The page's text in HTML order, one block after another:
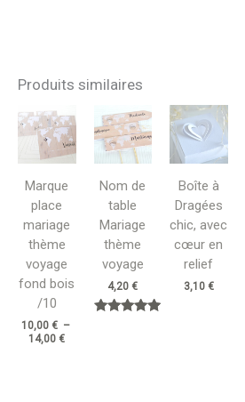
Produits similaires
Marque
place
mariage
thème
voyage
fond bois
/10
10,00 € –
14,00€
de
prix :
10,00 €
à
Nom de
table
Mariage
thème
voyage
4,20€
Boîte à
Dragées
chic, avec
cœur en
relief
3,10 €